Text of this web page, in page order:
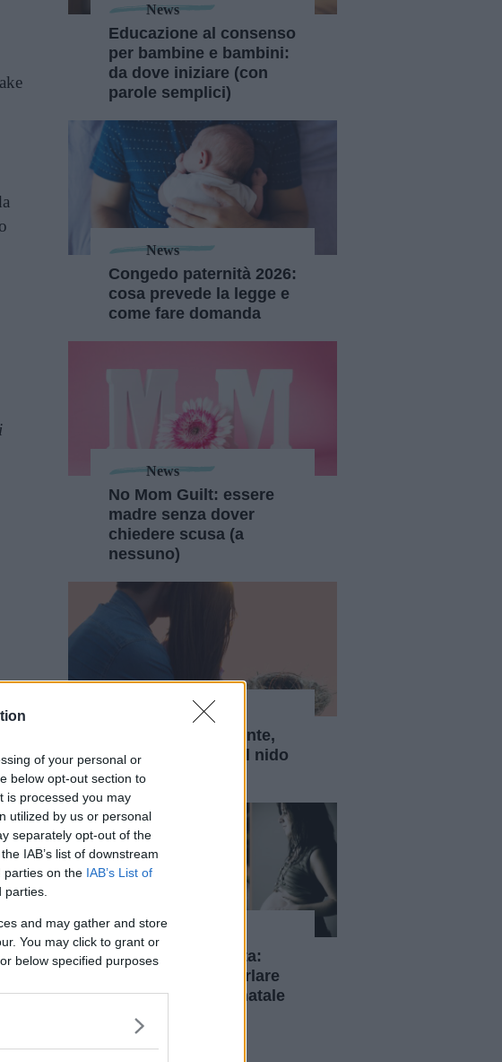
of your personal or
below opt-out section to
is processed you may
utilized by us or personal
separately opt-out of the
IAB’s list of downstream
parties on the IAB’s List of
and may gather and store
You may click to grant or
below specified purposes
News
Educazione al consenso
per bambine e bambini:
da dove iniziare (con
parole semplici)
News
Congedo paternità 2026:
cosa prevede la legge e
come fare domanda
News
No Mom Guilt: essere
madre senza dover
chiedere scusa (a
nessuno)
Parliamo, seriamente,
della sindrome del nido
vuoto
News
Adolescenti incinta:
l'importanza di parlare
di assistenza prenatale
alle teenager